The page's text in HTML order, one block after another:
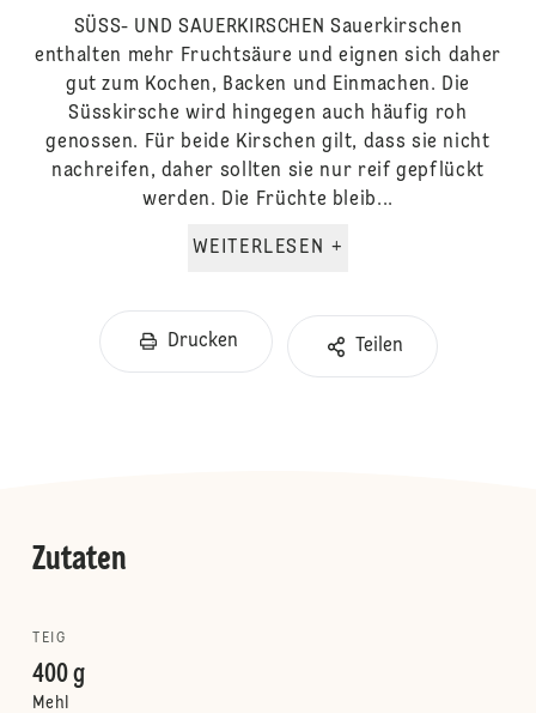
SÜSS- UND SAUERKIRSCHEN Sauerkirschen
enthalten mehr Fruchtsäure und eignen sich daher
gut zum Kochen, Backen und Einmachen. Die
Süsskirsche wird hingegen auch häufig roh
genossen. Für beide Kirschen gilt, dass sie nicht
nachreifen, daher sollten sie nur reif gepflückt
werden. Die Früchte bleib...
WEITERLESEN +
Drucken Teilen
Zutaten
TEIG
400 g
Mehl